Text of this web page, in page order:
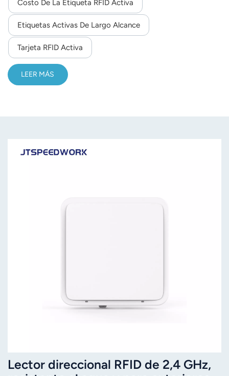
correspondiente para garantizar la seguridad de la
comunicación. Se puede personalizar con el logotipo, el
código QR y el código 1D según las necesidades del
cliente.
Costo De La Etiqueta RFID Activa
Etiquetas Activas De Largo Alcance
Tarjeta RFID Activa
LEER MÁS
Lector direccional RFID de 2,4 GHz,